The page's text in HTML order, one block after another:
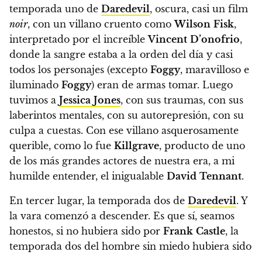
temporada uno de Daredevil, oscura, casi un film
noir, con un villano cruento comoWilson Fisk,
interpretado por el increíbleVincent D’onofrio,
donde la sangre estaba a la orden del día y casi
todos los personajes (excepto Foggy, maravilloso e
iluminado Foggy) eran de armas tomar. Luego
tuvimos a Jessica Jones, con sus traumas, con sus
laberintos mentales, con su autorepresión, con su
culpa a cuestas. Con ese villano asquerosamente
querible, como lo fue Killgrave, producto de uno
de los más grandes actores de nuestra era, a mi
humilde entender, el inigualable David Tennant.
En tercer lugar, la temporada dos de Daredevil. Y
la vara comenzó a descender. Es que sí, seamos
honestos, si no hubiera sido por Frank Castle, la
temporada dos del hombre sin miedo hubiera sido